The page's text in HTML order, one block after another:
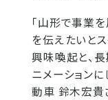
「山形で事業
を伝えたいと
興味喚起と、
ニメーション
動車 鈴木宏貴